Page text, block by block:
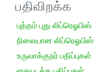
பதிவிறக்க
புத்தம் புது லிப்ரெஓபிஸ்
நிலையான லிப்ரெஓபிஸ்
உருவாக்குநர் பதிப்புகள்